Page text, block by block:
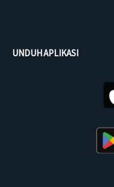
UNDUH APLIKASI